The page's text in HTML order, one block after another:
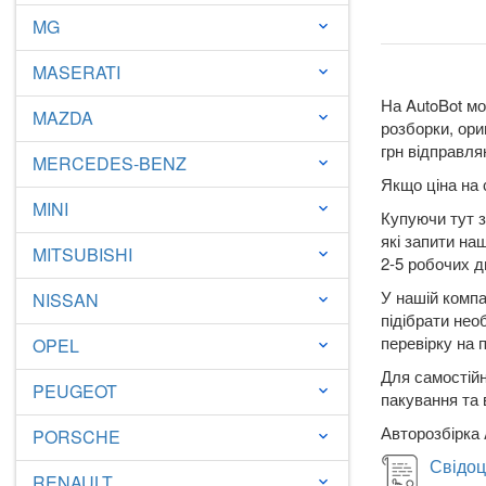
MG keyboard_arrow_down
MASERATI keyboard_arrow_down
MAZDA keyboard_arrow_down
MERCEDES-BENZ keyboard_arrow_down
MINI keyboard_arrow_down
MITSUBISHI keyboard_arrow_down
NISSAN keyboard_arrow_down
OPEL keyboard_arrow_down
PEUGEOT keyboard_arrow_down
PORSCHE keyboard_arrow_down
keyboard_arrow_down
На AutoBot
розборки,
грн
Якщо ціна на
Купуючи тут
які запити
2-5 робочих
У нашій
підібрати
перевірку на
Для
пакування